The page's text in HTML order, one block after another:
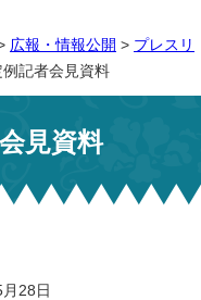
広報・情報公開 > プレスリ
記者会見資料
見資料
28日